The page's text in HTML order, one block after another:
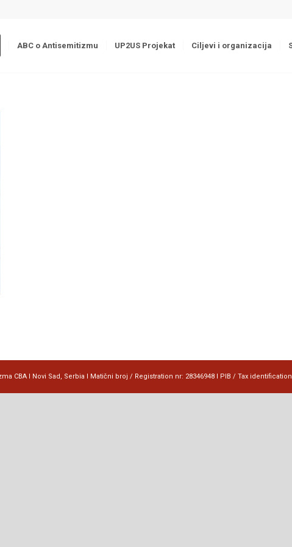
ABC o Antisemitizmu UP2US Projekat Ciljevi i organizacija
CBA I Novi Sad, Serbia I Matični broj / Registration nr: 28346948 I PIB / Tax identification